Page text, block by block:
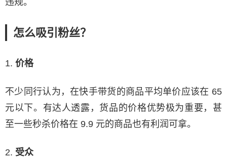
违规。
怎么吸引粉丝？
1. 价格
不少同行认为，在快手带货的商品平均单价应该在 65
元以下。有达人透露，货品的价格优势极为重要，甚
至一些秒杀价格在 9.9 元的商品也有利润可拿。
2. 受众